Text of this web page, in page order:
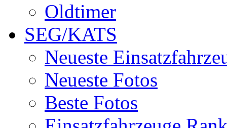
Oldtimer
SEG/KATS
Neueste
Neueste Fotos
Beste Fotos